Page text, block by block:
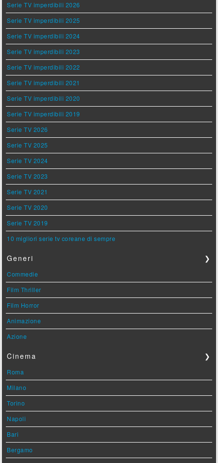
Serie TV imperdibili 2026
Serie TV imperdibili 2025
Serie TV imperdibili 2024
Serie TV imperdibili 2023
Serie TV imperdibili 2022
Serie TV imperdibili 2021
Serie TV imperdibili 2020
Serie TV imperdibili 2019
Serie TV 2026
Serie TV 2025
Serie TV 2024
Serie TV 2023
Serie TV 2021
Serie TV 2020
Serie TV 2019
10 migliori serie tv coreane di sempre
Generi ❯
Commedie
Film Thriller
Film Horror
Animazione
Azione
Cinema ❯
Roma
Milano
Torino
Napoli
Bari
Bergamo